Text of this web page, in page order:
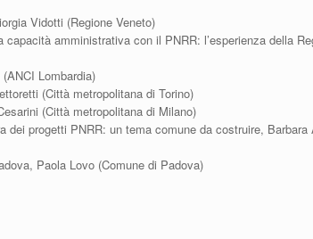
Vidotti (Regione Veneto)
amministrativa con il PNRR: l’esperienza della
Lombardia)
(Città metropolitana di Torino)
(Città metropolitana di Milano)
progetti PNRR: un tema comune da costruire, Barbara
Paola Lovo (Comune di Padova)